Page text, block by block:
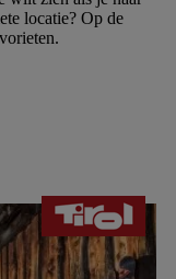
locatie? Op de